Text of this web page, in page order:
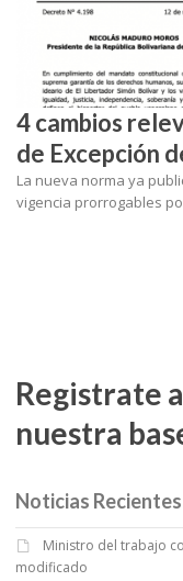
4 cambios
de Excepción
La nueva norma ya
vigencia prorrogables
Registrate
nuestra
Noticias Recientes
Ministro del trabajo
modificado